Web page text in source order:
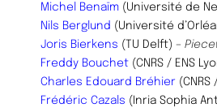
Michel Benaïm (Université de
Nils Berglund (Université
Joris Bierkens (TU Delft) –
Freddy Bouchet (CNRS / ENS
Charles Edouard Bréhier
Frédéric Cazals (Inria Sophia